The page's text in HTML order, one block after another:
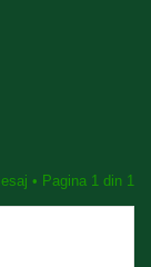
• Pagina 1din 1